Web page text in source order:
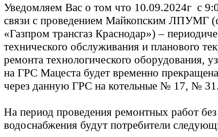
Уведомляем Вас о том что 10.09.2024г с
связи с проведением Майкопским ЛПУМГ
«Газпром трансгаз Краснодар») –
технического обслуживания и планового
ремонта технологического оборудования,
на ГРС Мацеста будет временно прекращена
через данную ГРС на котельные № 17, №
На период проведения ремонтных работ без
водоснабжения будут потребители